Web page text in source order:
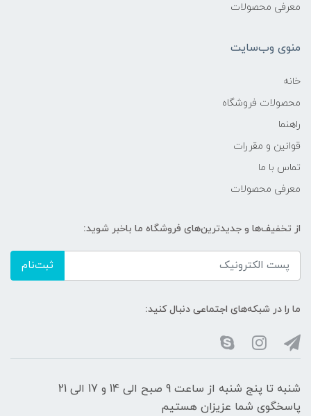
معرفی محصولات
منوی وب‌سایت
خانه
محصولات فروشگاه
راهنما
قوانین و مقررات
تماس با ما
معرفی محصولات
از تخفیف‌ها و جدیدترین‌های فروشگاه ما باخبر شوید:
ثبت‌نام
ما را در شبکه‌های اجتماعی دنبال کنید:
شنبه تا پنج شنبه از ساعت 9 صبح الی 14 و 17 الی 21
پاسخگوی شما عزیزان هستیم